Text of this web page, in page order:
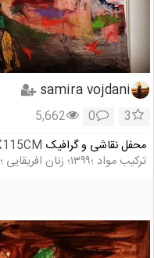
samira vojdani
3
0
5,662
محفل نقاشی و گرافیک
ترکیب مواد ؛۱۳۹۹؛ زنان افریقایی ؛سمیرا وجدانی